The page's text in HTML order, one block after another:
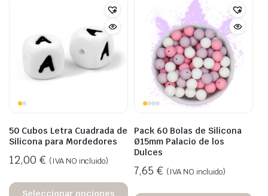
50 Cubos Letra Cuadrada de
Silicona para Mordedores
12,00 € (IVA NO incluido)
Seleccionar opciones
Pack 60 Bolas de Silicona
Ø15mm Palacio de los
Dulces
7,65 € (IVA NO incluido)